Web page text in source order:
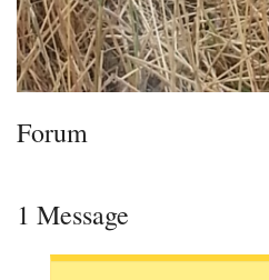
Forum
1 Message